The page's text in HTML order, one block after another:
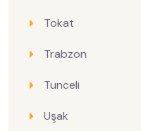
Tokat
Trabzon
Tunceli
Uşak